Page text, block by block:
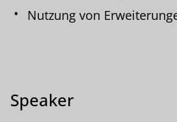
Nutzung von
Speaker